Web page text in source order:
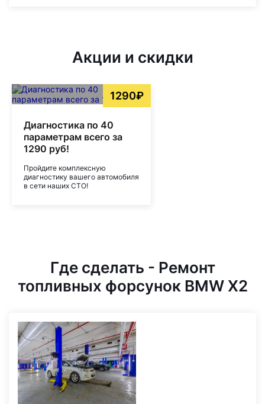
Акции и скидки
1290₽
Диагностика по 40
параметрам всего за
1290 руб!
Пройдите комплексную
диагностику вашего автомобиля
в сети наших СТО!
Где сделать - Ремонт
топливных форсунок BMW X2